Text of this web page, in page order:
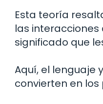
Esta teoría
las interacciones
significado que
Aquí, el lenguaje
convierten en